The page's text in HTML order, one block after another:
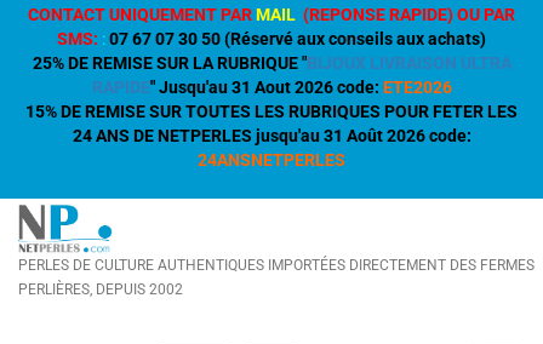
CONTACT UNIQUEMENT PARMAIL (REPONSE RAPIDE) OU PAR
SMS: :07 67 07 30 50 (Réservé aux conseils aux achats)
25% DE REMISE SUR LA RUBRIQUE "BIJOUX LIVRAISON ULTRA
RAPIDE" Jusqu'au 31 Aout 2026 code: ETE2026
15% DE REMISE SUR TOUTES LES RUBRIQUES POUR FETER LES
24 ANS DE NETPERLES jusqu'au 31 Août 2026 code:
24ANSNETPERLES
PERLES DE CULTURE AUTHENTIQUES IMPORTÉES DIRECTEMENT DES FERMES
PERLIÈRES, DEPUIS 2002